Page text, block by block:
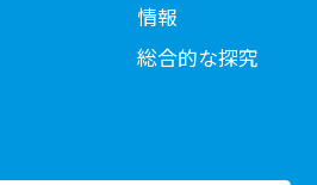
情報
総合的な探究